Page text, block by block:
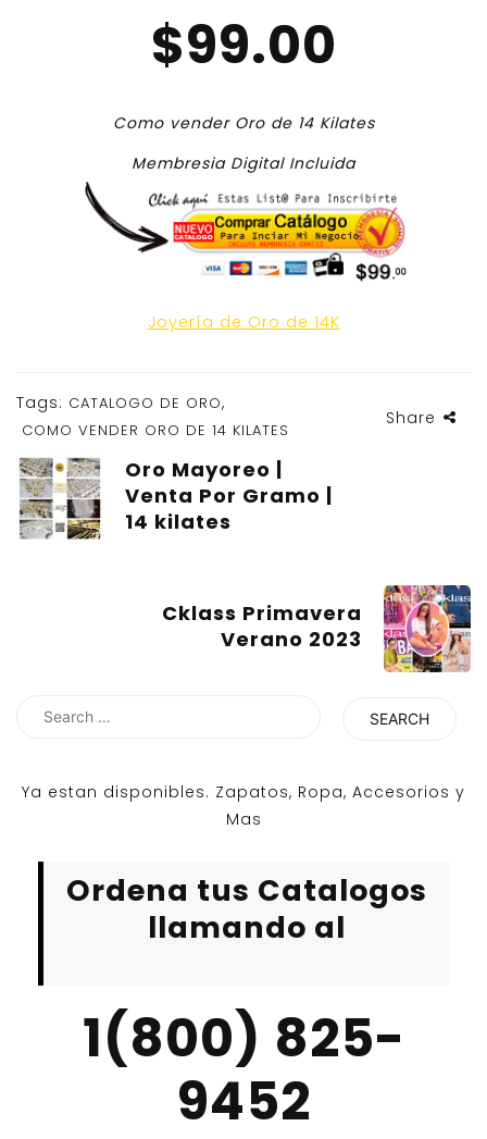
$99.00
Como vender Oro de 14 Kilates
Membresia Digital Incluida
Joyería de Oro de 14K
Tags: CATALOGO DE ORO,
COMO VENDER ORO DE 14 KILATES
Share
Oro Mayoreo |
Venta Por Gramo |
14 kilates
Cklass Primavera
Verano 2023
Search
Ya estan disponibles. Zapatos, Ropa, Accesorios y
Mas
Ordena tus Catalogos
llamando al
1(800) 825-
9452